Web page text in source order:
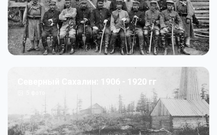
Северный Сахалин: 1906 - 1920 гг